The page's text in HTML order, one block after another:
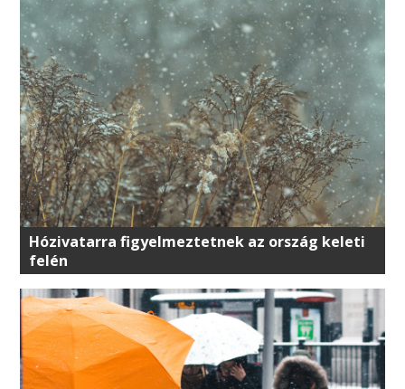
Hózivatarra figyelmeztetnek az ország keleti
felén